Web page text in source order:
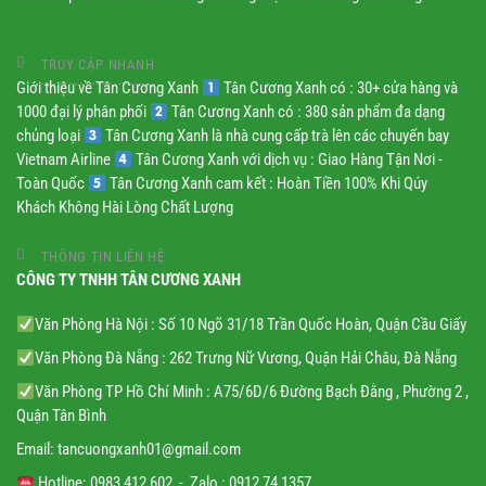
TRUY CẬP NHANH
Giới thiệu về Tân Cương Xanh
Tân Cương Xanh có : 30+ cửa hàng và
1000 đại lý phân phối
Tân Cương Xanh có : 380 sản phẩm đa dạng
chủng loại
Tân Cương Xanh là nhà cung cấp trà lên các chuyến bay
Vietnam Airline
Tân Cương Xanh với dịch vụ : Giao Hàng Tận Nơi -
Toàn Quốc
Tân Cương Xanh cam kết : Hoàn Tiền 100% Khi Qúy
Khách Không Hài Lòng Chất Lượng
THÔNG TIN LIÊN HỆ
CÔNG TY TNHH TÂN CƯƠNG XANH
Văn Phòng Hà Nội : Số 10 Ngõ 31/18 Trần Quốc Hoàn, Quận Cầu Giấy
Văn Phòng Đà Nẵng : 262 Trưng Nữ Vương, Quận Hải Châu, Đà Nẵng
Văn Phòng TP Hồ Chí Minh : A75/6D/6 Đường Bạch Đằng , Phường 2 ,
Quận Tân Bình
Email: tancuongxanh01@gmail.com